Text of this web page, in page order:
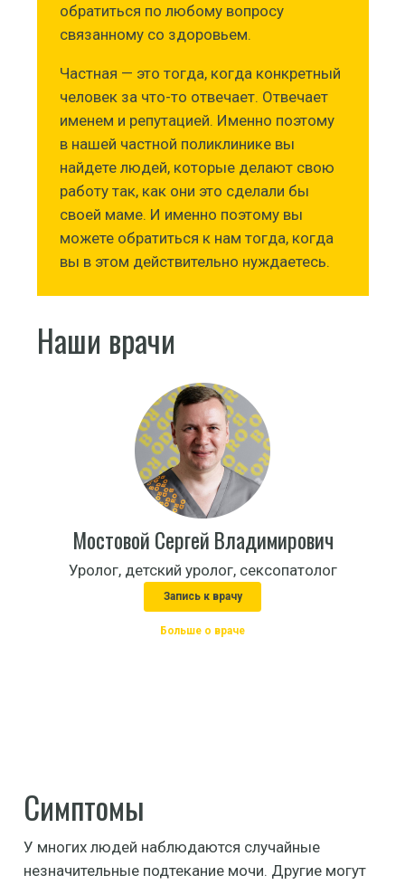
обратиться по любому вопросу
связанному со здоровьем.
Частная — это тогда, когда конкретный
человек за что-то отвечает. Отвечает
именем и репутацией. Именно поэтому
в нашей частной поликлинике вы
найдете людей, которые делают свою
работу так, как они это сделали бы
своей маме. И именно поэтому вы
можете обратиться к нам тогда, когда
вы в этом действительно нуждаетесь.
Наши врачи
Мостовой Сергей Владимирович
Уролог, детский уролог, сексопатолог
Запись к врачу
Больше о враче
Симптомы
У многих людей наблюдаются случайные
незначительные подтекание мочи. Другие могут